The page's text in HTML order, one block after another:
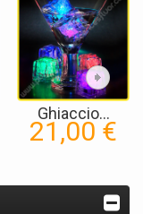
Ghiaccio...
21,00 €